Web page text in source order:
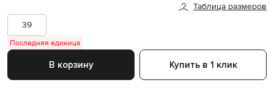
Таблица размеров
39
Последняя единица
В корзину Купить в 1 клик